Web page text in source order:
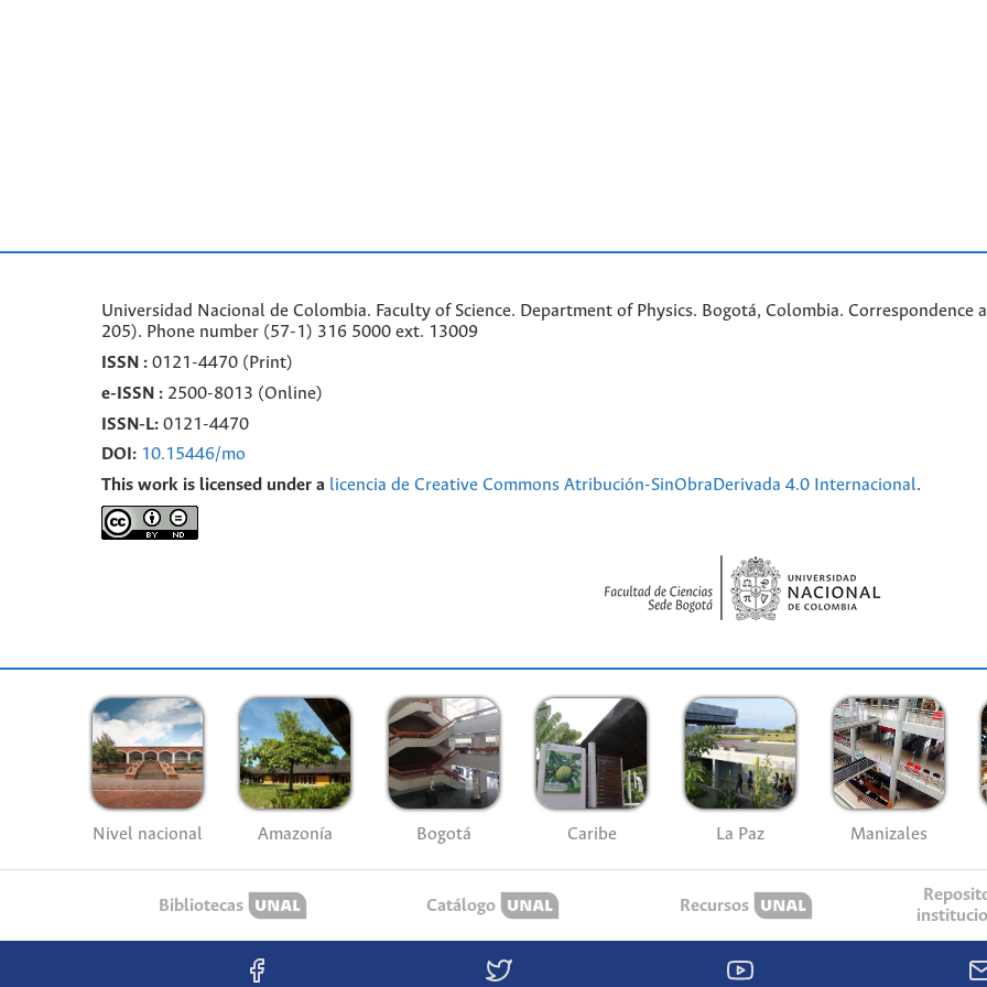
Universidad Nacional de Colombia. Faculty of Science. Department of Physics. Bogotá, Colombia. Correspondence a
205). Phone number (57-1) 316 5000 ext. 13009
ISSN : 0121-4470 (Print)
e- ISSN : 2500-8013 (Online)
ISSN-L: 0121-4470
DOI: 10.15446/mo
This work is licensed under a licencia de Creative Commons Atribución-SinObraDerivada 4.0 Internacional.
Nivel nacional Amazonía Bogotá Caribe La Paz Manizales
Bibliotecas Catálogo Recursos